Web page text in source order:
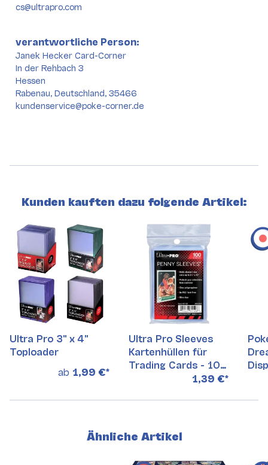
cs@ultrapro.com
verantwortliche Person:
Janek Hecker Card-Corner
In der Rehbach 3
Hessen
Rabenau, Deutschland, 35466
kundenservice@poke-corner.de
Kunden kauften dazu folgende Artikel:
Ultra Pro 3" x 4"
Toploader
ab 1,99 €*
Ultra Pro Sleeves
Kartenhüllen für
Trading Cards - 100
1,39 €*
Ähnliche Artikel